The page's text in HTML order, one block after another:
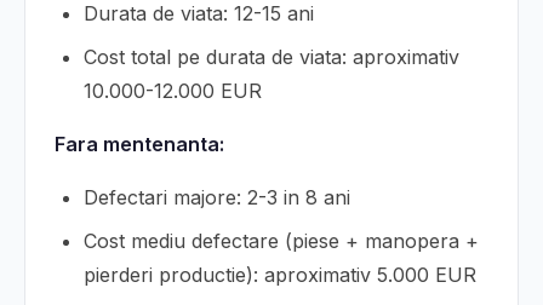
Durata de viata: 12-15 ani
Cost total pe durata de viata: aproximativ
10.000-12.000 EUR
Fara mentenanta:
Defectari majore: 2-3 in 8 ani
Cost mediu defectare (piese + manopera +
pierderi productie): aproximativ 5.000 EUR